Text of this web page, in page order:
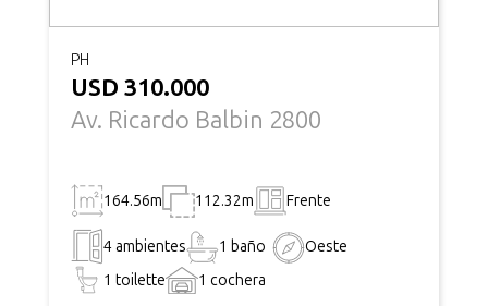
PH
USD 310.000
Av. Ricardo Balbin 2800
164.56m 112.32m Frente
4 ambientes 1 baño
Oeste
1 toilette
1 cochera